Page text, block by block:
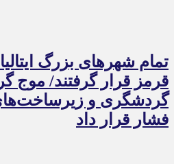
تمام شهرهای بزرگ
قرمز قرار گرفتند/ موج
گردشگری و
فشار قرار داد